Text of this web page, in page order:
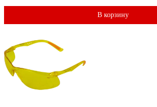
В корзину